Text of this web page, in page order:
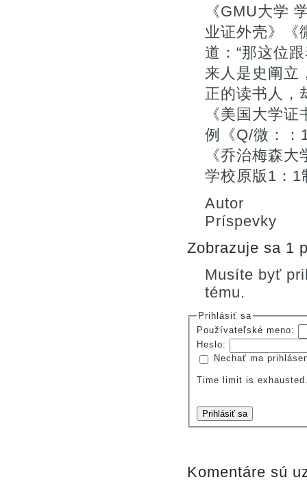
《GMU大学
业证外壳》《
道：“那这位
来人是史阐立
正的读书人，
《美国大学
例《Q/微：：
《乔治梅森
学校原版1：1
Autor
Príspevky
Zobrazuje sa 1
Musíte byť
tému.
Prihlásiť sa
Používateľské meno:
Heslo:
Nechať ma
Time limit is
Prihlásiť sa
Komentáre sú